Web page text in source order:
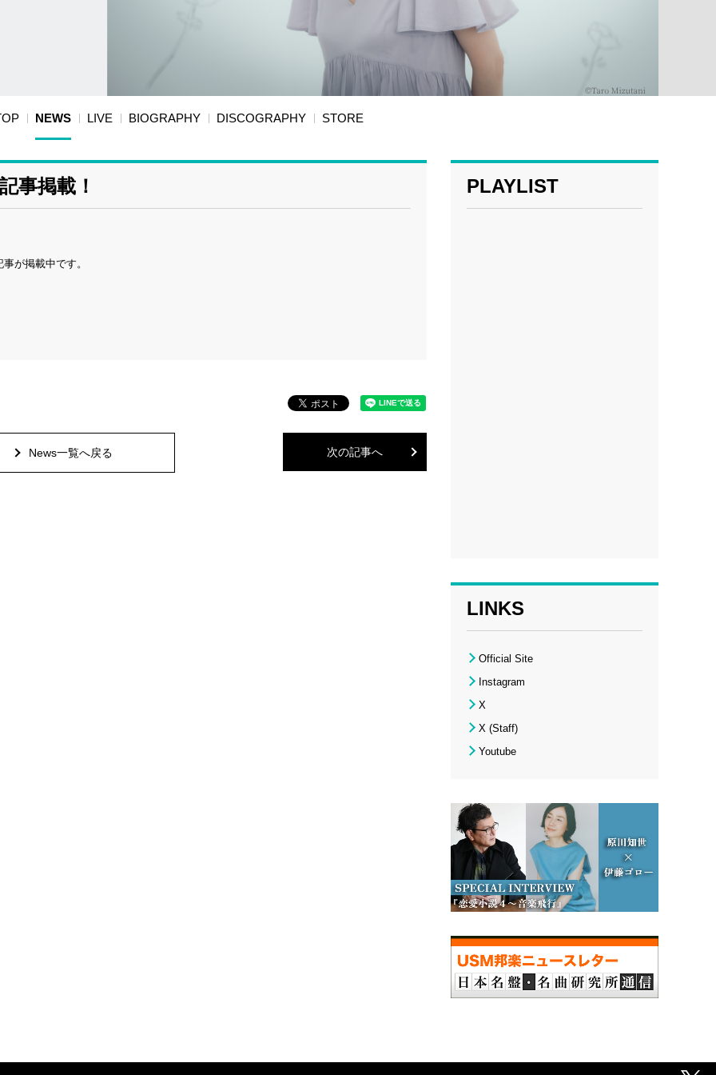
NEWS LIVE BIOGRAPHY DISCOGRAPHY STORE
事掲載！
が掲載中です。
次の記事へ
News一覧へ戻る
PLAYLIST
LINKS
Official Site
Instagram
X
X (Staff)
Youtube